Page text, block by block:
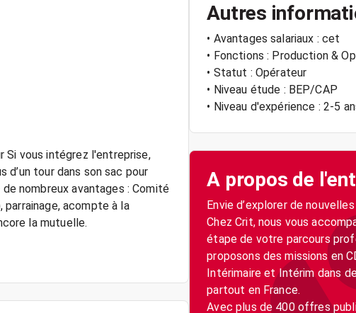
Si vous intégrez l'entreprise,
tour dans son sac pour
nombreux avantages : Comité
parrainage, acompte à la
la mutuelle.
Autres
• Avantages salariaux : cet
• Fonctions : Production &
• Statut : Opérateur
• Niveau étude : BEP/CAP
• Niveau d'expérience : 2-5
A propos de
Envie d’explorer de
Chez Crit, nous vous
étape de votre parcours
proposons des missions en
Intérimaire et Intérim dans
partout en France.
Avec plus de 400 offres